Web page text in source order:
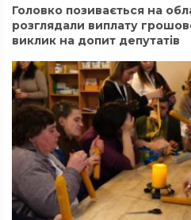
Головко позивається на
розглядали виплату
виклик на допит депутатів